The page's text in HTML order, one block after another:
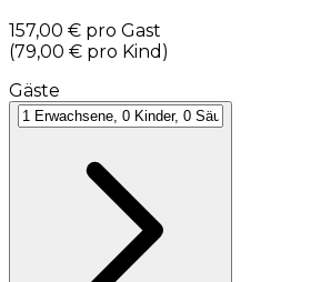
157,00 € pro Gast
(79,00 € pro Kind )
Gäste